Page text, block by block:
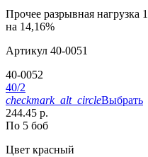
Прочее разрывная нагрузка
на 14,16%
Артикул 40-0051
40-0052
40/2
checkmark_alt_circleВыбрать
244.45 р.
По 5 боб
Цвет красный